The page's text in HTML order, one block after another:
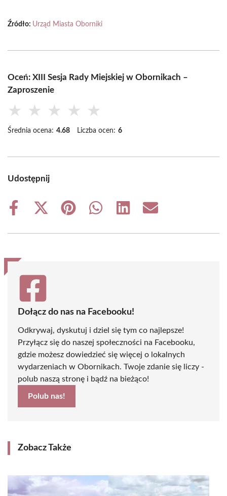
Źródło: Urząd Miasta Oborniki
Oceń: XIII Sesja Rady Miejskiej w Obornikach –
Zaproszenie
★ ★ ★ ★ ★
Średnia ocena: 4.68 Liczba ocen: 6
Udostępnij
Share
Share
(Twitter)
Share
Share
Share
Share
Dołącz do nas na Facebooku!
Odkrywaj, dyskutuj i dziel się tym co najlepsze!
Przyłącz się do naszej społeczności na Facebooku,
gdzie możesz dowiedzieć się więcej o lokalnych
wydarzeniach w Obornikach. Twoje zdanie się liczy -
polub naszą stronę i bądź na bieżąco!
Polub nas!
Zobacz Także